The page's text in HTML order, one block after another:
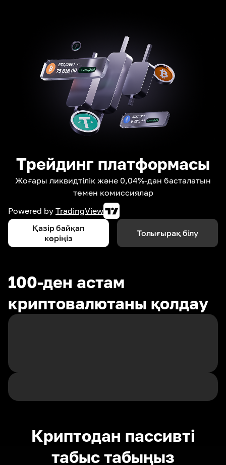
Трейдинг платформасы
Жоғары ликвидтілік және 0,04%-дан басталатын
төмен комиссиялар
Powered by TradingView
Қазір байқап
көріңіз
Толығырақ білу
100-ден астам
криптовалютаны қолдау
Криптодан пассивті
табыс табыңыз